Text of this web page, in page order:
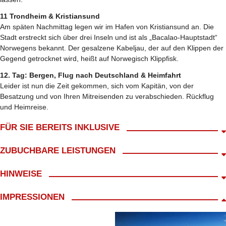
11 Trondheim & Kristiansund
Am späten Nachmittag legen wir im Hafen von Kristiansund an. Die
Stadt erstreckt sich über drei Inseln und ist als „Bacalao-Hauptstadt“
Norwegens bekannt. Der gesalzene Kabeljau, der auf den Klippen der
Gegend getrocknet wird, heißt auf Norwegisch Klippfisk.
12. Tag: Bergen, Flug nach Deutschland & Heimfahrt
Leider ist nun die Zeit gekommen, sich vom Kapitän, von der
Besatzung und von Ihren Mitreisenden zu verabschieden. Rückflug
und Heimreise.
FÜR SIE BEREITS INKLUSIVE
Abholung ab Wohnort gratis!*
Bordbegleitung
Linienflug ab Deutschland - Bergen & zurück
ZUBUCHBARE LEISTUNGEN
Innenkabine Polar = 1500 NOK
Außenkabine Arktis = 3000 NOK
HINWEISE
IMPRESSIONEN